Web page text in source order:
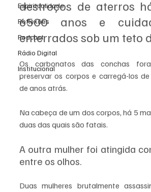
Espiritualidade
Reflexões
Podcast
Rádio Digital
Institucional
destroços de aterros
6500 anos e
enterrados sob um teto
Os carbonatos das conchas
preservar os corpos e carregá-los
de anos atrás.
Na cabeça de um dos corpos, há 5
duas das quais são fatais.
A outra mulher foi atingida
entre os olhos.
Duas mulheres brutalmente